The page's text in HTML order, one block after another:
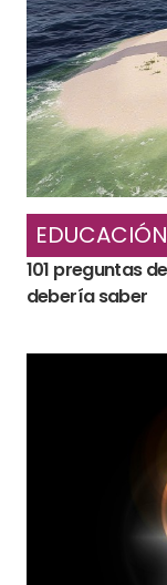
EDUCACIÓN
101 preguntas
debería saber